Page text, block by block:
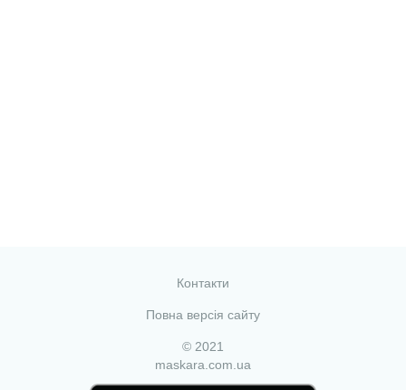
Контакти
Повна версія сайту
© 2021
maskara.com.ua